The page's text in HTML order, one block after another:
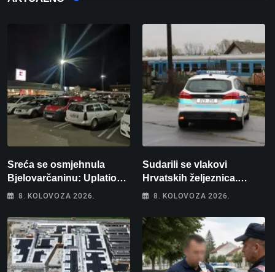
Sreća se osmjehnula
Bjelovarčaninu: Uplatio
samo 4 eura, a osvojio
8. KOLOVOZA 2026.
Sudarili se vlakovi
Hrvatskih željeznica.
Šestero osoba teško
intenzivnoj
8. KOLOVOZA 2026.